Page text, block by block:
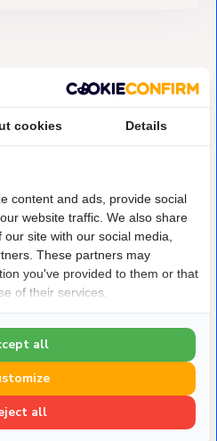
is gespecialiseerd in
verkoelen van een
wij staan klaar om te
cookies Details
content and ads, provide social
website traffic. We also share
site with our social media,
These partners may
you've provided to them or that
of their services.
all
all